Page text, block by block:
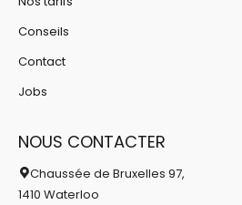
Conseils
Contact
Jobs
NOUS CONTACTER
Chaussée de Bruxelles 97,
1410 Waterloo